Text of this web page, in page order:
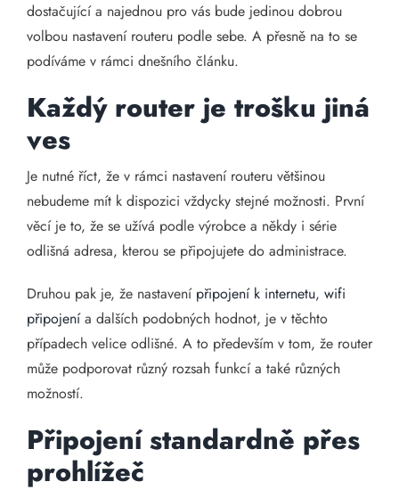
dostačující a najednou pro vás bude jedinou dobrou
volbou nastavení routeru podle sebe. A přesně na to se
podíváme v rámci dnešního článku.
Každý router je trošku jiná
ves
Je nutné říct, že v rámci nastavení routeru většinou
nebudeme mít k dispozici vždycky stejné možnosti. První
věcí je to, že se užívá podle výrobce a někdy i série
odlišná adresa, kterou se připojujete do administrace.
Druhou pak je, že nastavení připojení k internetu, wifi
připojenía dalších podobných hodnot, je v těchto
případech velice odlišné. A to především v tom, že router
může podporovat různý rozsah funkcí a také různých
možností.
Připojení standardně přes
prohlížeč